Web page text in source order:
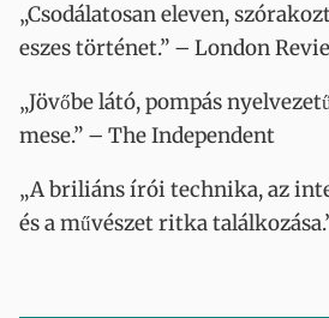
„Csodálatosan eleven,
eszes történet.” – London
„Jövőbe látó, pompás
mese.” – The Independent
„A briliáns írói technika, az
és a művészet ritka